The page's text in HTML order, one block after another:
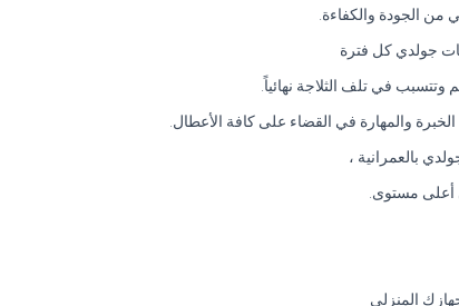
الجودة والكفاءة.
جولدي كل فترة
في تلف الثلاجة نهائياً.
والمهارة في القضاء على كافة الأعطال.
بالعمرانية ،
أعلى مستوى.
المنزلي